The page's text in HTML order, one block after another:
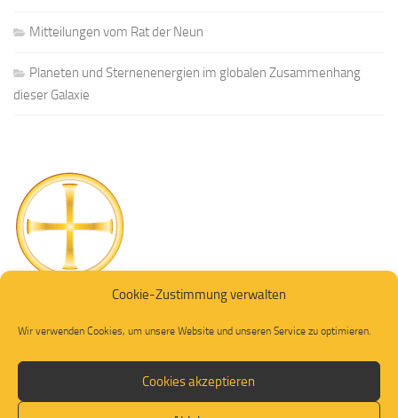
Cookie-Zustimmung verwalten
Wir verwenden Cookies, um unsere Website und unseren Service zu optimieren.
Cookies akzeptieren
Mitteilungen vom Rat der Neun
Planeten und Sternenenergien im globalen Zusammenhang
dieser Galaxie